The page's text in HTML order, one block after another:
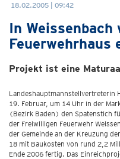
18.02.2005 | 09:42
In Weissenbach
Feuerwehrhaus
Projekt ist eine
Landeshauptmannstellvertreterin
19. Februar, um 14 Uhr in der
(Bezirk Baden) den Spatenstich
der Freiwilligen Feuerwehr
der Gemeinde an der Kreuzung
18 mit Baukosten von rund 2,2
Ende 2006 fertig. Das